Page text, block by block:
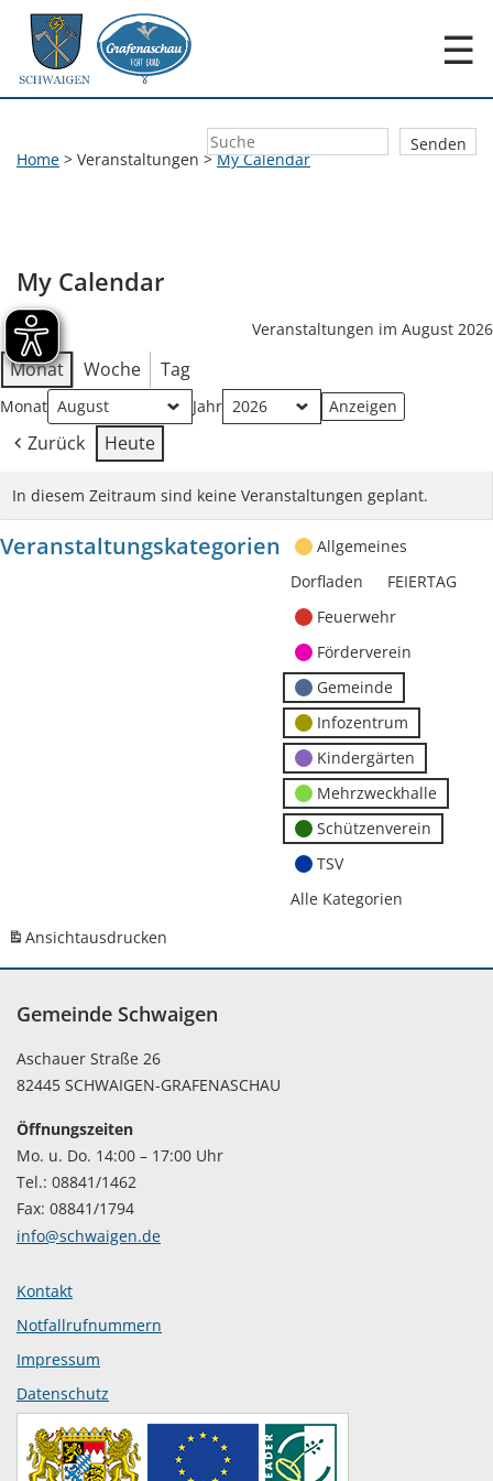
☰
Home > Veranstaltungen >My Calendar
My Calendar
Veranstaltungen im August 2026
Monat Woche Tag
Monat Jahr
Zurück Heute
In diesem Zeitraum sind keine Veranstaltungen geplant.
Veranstaltungskategorien
Allgemeines
Dorfladen
FEIERTAG
Feuerwehr
Förderverein
Gemeinde
Infozentrum
Kindergärten
Mehrzweckhalle
Schützenverein
TSV
Alle Kategorien
Ansichtausdrucken
Gemeinde Schwaigen
Aschauer Straße 26
82445 SCHWAIGEN-GRAFENASCHAU
Öffnungszeiten
Mo. u. Do. 14:00 – 17:00 Uhr
Tel.: 08841/1462
Fax: 08841/1794
info@schwaigen.de
Kontakt
Notfallrufnummern
Impressum
Datenschutz